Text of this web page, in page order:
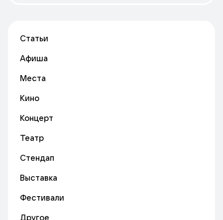
Статьи
Афиша
Места
Кино
Концерт
Театр
Стендап
Выставка
Фестивали
Другое